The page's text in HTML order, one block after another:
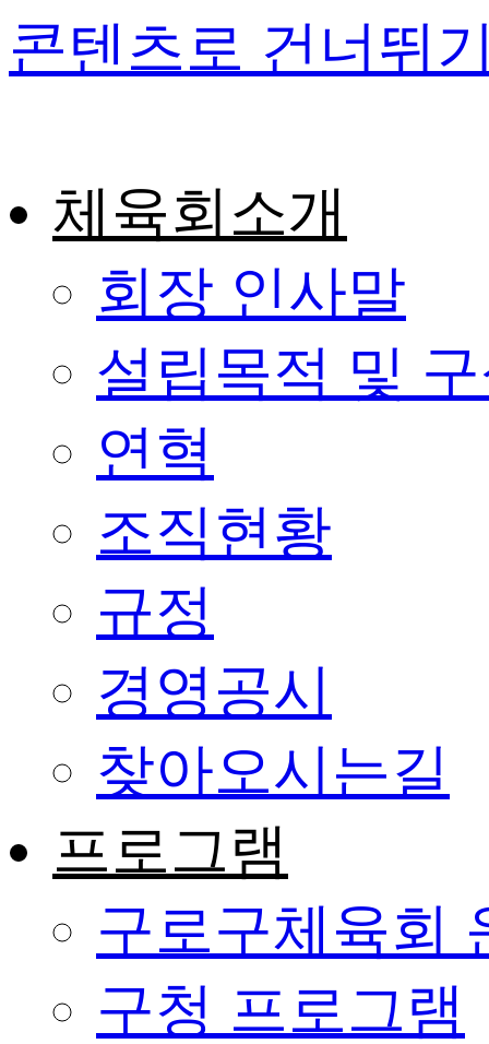
콘텐츠로 건너뛰
체육회소개
회장 인사말
설립목적 및
연혁
조직현황
규정
경영공시
찾아오시는길
프로그램
구로구체육회
구청 프로그램